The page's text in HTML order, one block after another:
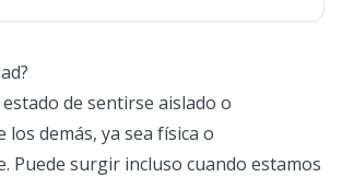
de sentirse aislado o
los demás, ya sea física o
Puede surgir incluso cuando estamos